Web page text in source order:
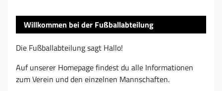
Willkommen bei der Fußballabteilung
Die Fußballabteilung sagt Hallo!
Auf unserer Homepage findest du alle Informationen
zum Verein und den einzelnen Mannschaften.